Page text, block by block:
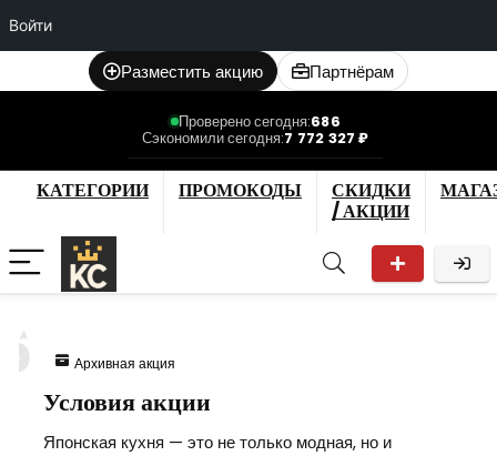
Войти
Разместить акцию Партнёрам
Проверено сегодня:686
Сэкономили сегодня:7 772 327 ₽
КАТЕГОРИИ ПРОМОКОДЫ
СКИДКИ
/ АКЦИИ
Архивная акция
Условия акции
Японская кухня — это не только модная, но и